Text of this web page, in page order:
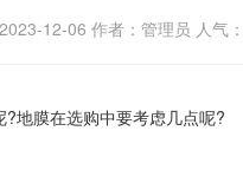
12-06 作者：管理员 人气：
地膜在选购中要考虑几点呢?